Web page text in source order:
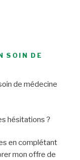
SOIN DE
de médecine
hésitations ?
en complétant
mon offre de